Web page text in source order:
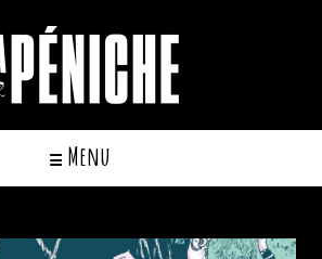
☰ Menu